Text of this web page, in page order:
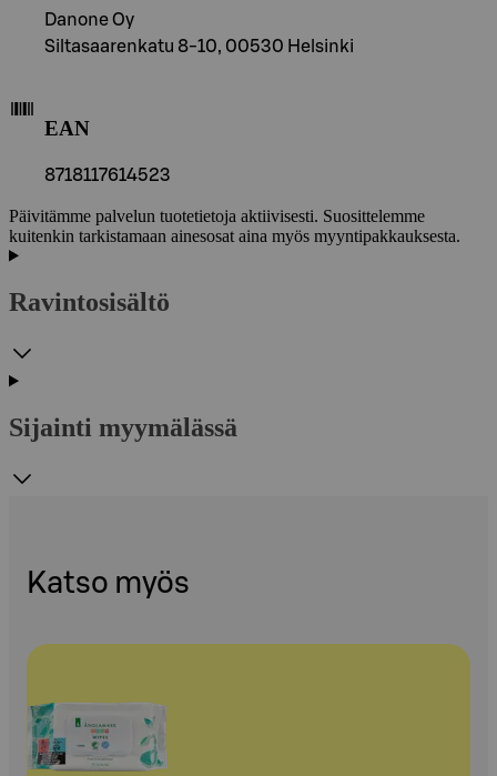
Danone Oy
Siltasaarenkatu 8-10, 00530 Helsinki
EAN
8718117614523
Päivitämme palvelun tuotetietoja aktiivisesti. Suosittelemme
kuitenkin tarkistamaan ainesosat aina myös myyntipakkauksesta.
Ravintosisältö
Sijainti myymälässä
Katso myös